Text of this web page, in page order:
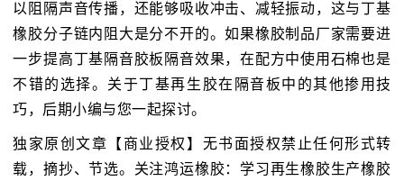
以阻隔声音传播，还能够吸收冲击、减轻振动，这与丁基
橡胶分子链内阻大是分不开的。如果橡胶制品厂家需要进
一步提高丁基隔音胶板隔音效果，在配方中使用石棉也是
不错的选择。关于丁基再生胶在隔音板中的其他掺用技
巧，后期小编与您一起探讨。
独家原创文章【商业授权】无书面授权禁止任何形式转
载，摘抄、节选。关注鸿运橡胶：学习再生橡胶生产橡胶